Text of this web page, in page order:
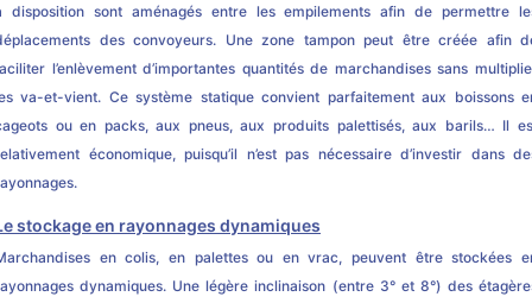
disposition sont aménagés entre les empilements afin de permettre
des convoyeurs. Une zone tampon peut être créée afin
l’enlèvement d’importantes quantités de marchandises sans
va-et-vient. Ce système statique convient parfaitement aux boissons
ou en packs, aux pneus, aux produits palettisés, aux barils… Il
économique, puisqu’il n’est pas nécessaire d’investir dans
stockage en rayonnages dynamiques
en colis, en palettes ou en vrac, peuvent être stockées
dynamiques. Une légère inclinaison (entre 3° et 8°) des